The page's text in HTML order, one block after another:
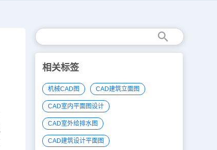
相关标签
机械CAD图 CAD建筑立面图
CAD室内平面图设计
CAD室外给排水图
CAD建筑设计平面图